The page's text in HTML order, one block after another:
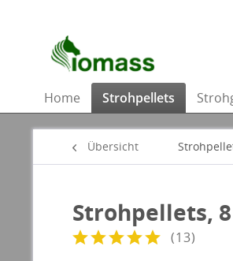
Home Strohpellets
Übersicht
Strohpellets,
(13)